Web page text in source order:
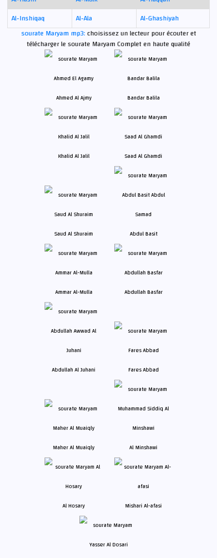
Al-Inshiqaq
Al-Ala
Al-Ghashiyah
sourate Maryam mp3:choisissez un lecteur pour écouter et
télécharger le sourate Maryam Complet en haute qualité
Ahmed Al Ajmy Bandar Balila
Khalid Al Jalil Saad Al Ghamdi
Saud Al Shuraim Abdul Basit
Ammar Al-Mulla Abdullah Basfar
Abdullah Al Juhani Fares Abbad
Maher Al Muaiqly Al Minshawi
Al Hosary Mishari Al-afasi